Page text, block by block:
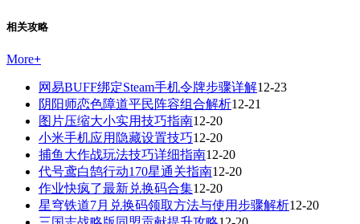
相关攻略
More+
网易BUFF绑定Steam手机令牌步骤详解12-23
阴阳师恋色障道平民阵容组合解析12-21
图片压缩大小实用技巧指南12-20
小米手机应用隐藏设置技巧12-20
捕鱼大作战玩法技巧详细指南12-20
代号鸢白鹄行动170星通关指南12-20
作业快疯了最新兑换码合集12-20
星穹铁道7月兑换码领取方法与使用步骤解析12-20